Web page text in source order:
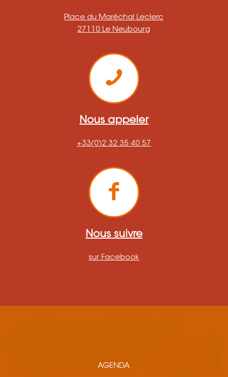
Place du Maréchal Leclerc
27110 Le Neubourg
Nous appeler
+33(0)2 32 35 40 57
Nous suivre
sur Facebook
AGENDA